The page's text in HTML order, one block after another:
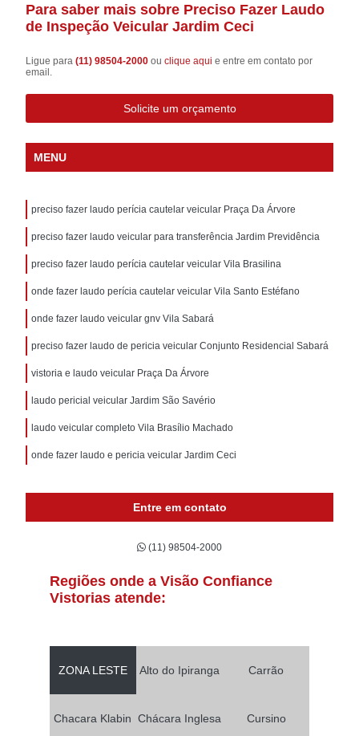
Para saber mais sobre Preciso Fazer Laudo
de Inspeção Veicular Jardim Ceci
Ligue para(11) 98504-2000ouclique aqui e entre em contato por
email.
Solicite um orçamento
MENU
preciso fazer laudo perícia cautelar veicular Praça Da Árvore
preciso fazer laudo veicular para transferência Jardim Previdência
preciso fazer laudo perícia cautelar veicular Vila Brasilina
onde fazer laudo perícia cautelar veicular Vila Santo Estéfano
onde fazer laudo veicular gnv Vila Sabará
preciso fazer laudo de pericia veicular Conjunto Residencial Sabará
vistoria e laudo veicular Praça Da Árvore
laudo pericial veicular Jardim São Savério
laudo veicular completo Vila Brasílio Machado
onde fazer laudo e pericia veicular Jardim Ceci
Entre em contato
(11) 98504-2000
Regiões onde a Visão Confiance
Vistorias atende:
ZONA LESTE Alto do Ipiranga Carrão
Chacara Klabin Chácara Inglesa Cursino